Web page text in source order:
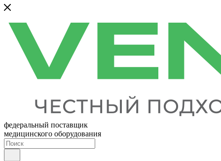
федеральный поставщик
медицинского оборудования